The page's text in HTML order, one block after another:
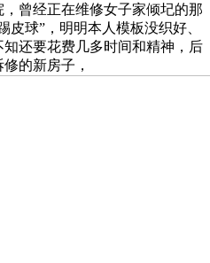
曾经正在维修女子家倾圮的那
皮球”，明明本人模板没织好、
还要花费几多时间和精神，后
的新房子，